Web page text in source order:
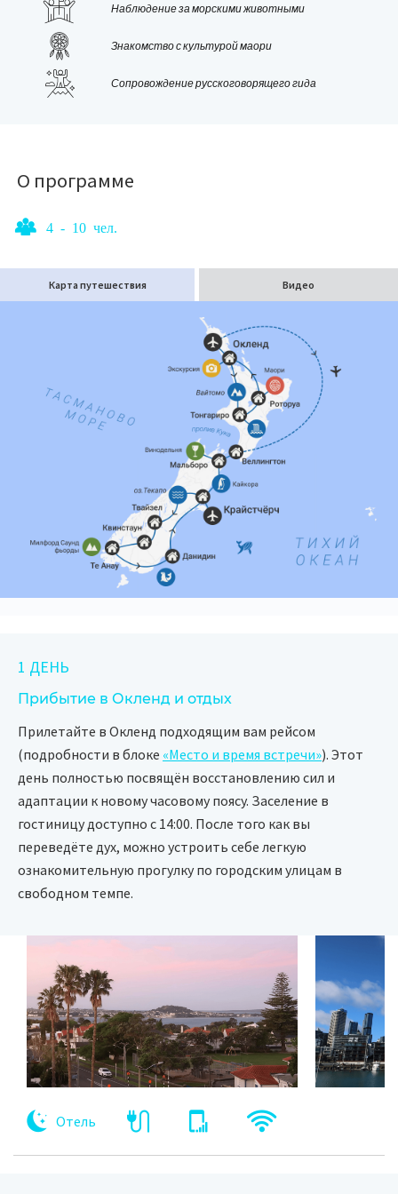
величественных китов.Наблюдение за морскими животными
Знакомство с культурой маори
Сопровождение русскоговорящего гида
О программе
4 - 10 чел.
Карта путешествия Видео
1 ДЕНЬ
Прибытие в Окленд и отдых
Прилетайте в Окленд подходящим вам рейсом
(подробности в блоке «Место и время встречи»). Этот
день полностью посвящён восстановлению сил и
адаптации к новому часовому поясу. Заселение в
гостиницу доступно с 14:00. После того как вы
переведёте дух, можно устроить себе легкую
ознакомительную прогулку по городским улицам в
свободном темпе.
Отель